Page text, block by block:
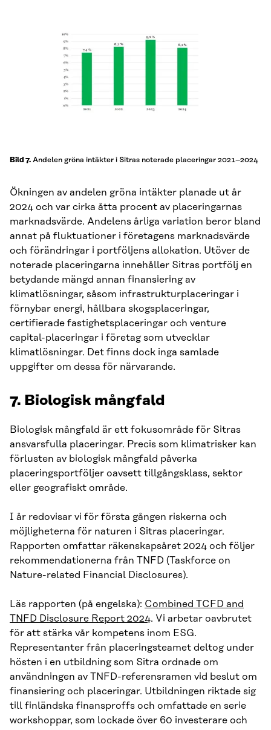
Bild 7. Andelen gröna intäkter i Sitras noterade placeringar 2021–2024
Ökningen av andelen gröna intäkter planade ut år
2024 och var cirka åtta procent av placeringarnas
marknadsvärde. Andelens årliga variation beror bland
annat på fluktuationer i företagens marknadsvärde
och förändringar i portföljens allokation. Utöver de
noterade placeringarna innehåller Sitras portfölj en
betydande mängd annan finansiering av
klimatlösningar, såsom infrastrukturplaceringar i
förnybar energi, hållbara skogsplaceringar,
certifierade fastighetsplaceringar och venture
capital-placeringar i företag som utvecklar
klimatlösningar. Det finns dock inga samlade
uppgifter om dessa för närvarande.
7. Biologisk mångfald
Biologisk mångfald är ett fokusområde för Sitras
ansvarsfulla placeringar. Precis som klimatrisker kan
förlusten av biologisk mångfald påverka
placeringsportföljer oavsett tillgångsklass, sektor
eller geografiskt område.
I år redovisar vi för första gången riskerna och
möjligheterna för naturen i Sitras placeringar.
Rapporten omfattar räkenskapsåret 2024 och följer
rekommendationerna från TNFD (Taskforce on
Nature-related Financial Disclosures).
Läs rapporten (på engelska): Combined TCFD and
TNFD Disclosure Report 2024. Vi arbetar oavbrutet
för att stärka vår kompetens inom ESG.
Representanter från placeringsteamet deltog under
hösten i en utbildning som Sitra ordnade om
användningen av TNFD-referensramen vid beslut om
finansiering och placeringar. Utbildningen riktade sig
till finländska finansproffs och omfattade en serie
workshoppar, som lockade över 60 investerare och